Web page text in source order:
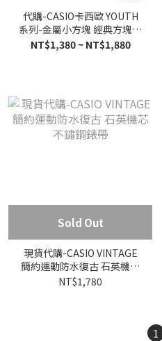
代購-CASIO卡西歐 YOUTH
系列-金屬小方塊 經典方塊復
古小銀塊液晶顯示 石英機芯
NT$1,380 ~ NT$1,880
Sold Out
現貨代購-CASIO VINTAGE
簡約運動防水復古 石英機芯
不鏽鋼錶帶
NT$1,780
1